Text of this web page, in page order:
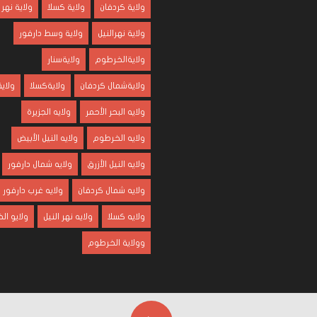
ولاية كردفان ولاية كسلا ولاية نهر
ولاية نهرالنيل ولاية وسط دارفور
ولايةالخرطوم ولايةسنار
ولايةشمال كردفان ولايةكسلا
ولايه البحر الأحمر ولايه الجزيرة
ولايه الخرطوم ولايه النيل الأبيض
ولايه النيل الأزرق ولايه شمال دارفور
ولايه شمال كردفان ولايه غرب دارفور
ولايه كسلا ولايه نهر النيل ولايو
وولاية الخرطوم